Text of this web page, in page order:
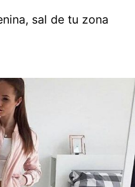
sal de tu zona